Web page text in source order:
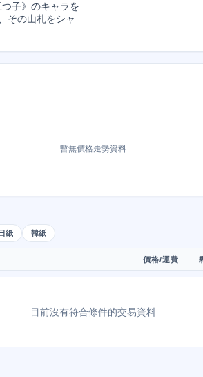
子》のキャラを
その山札をシャ
暫無價格走勢資料
日紙 韓紙
價格/運費
目前沒有符合條件的交易資料